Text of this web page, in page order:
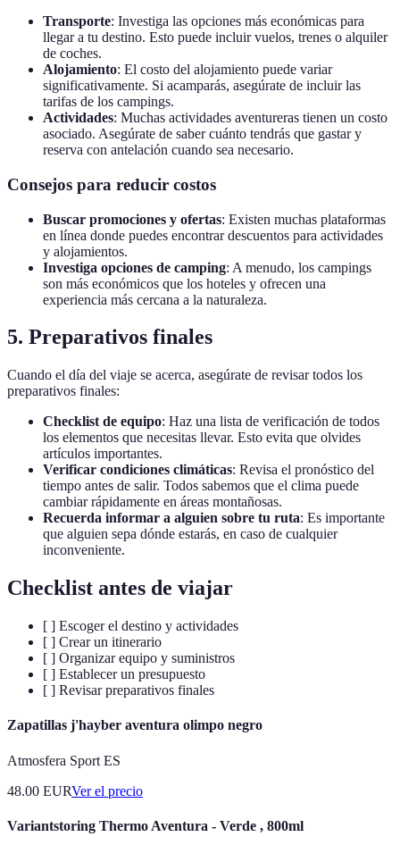
Transporte: Investiga las opciones más económicas para
llegar a tu destino. Esto puede incluir vuelos, trenes o alquiler
de coches.
Alojamiento: El costo del alojamiento puede variar
significativamente. Si acamparás, asegúrate de incluir las
tarifas de los campings.
Actividades: Muchas actividades aventureras tienen un costo
asociado. Asegúrate de saber cuánto tendrás que gastar y
reserva con antelación cuando sea necesario.
Consejos para reducir costos
Buscar promociones y ofertas: Existen muchas plataformas
en línea donde puedes encontrar descuentos para actividades
y alojamientos.
Investiga opciones de camping: A menudo, los campings
son más económicos que los hoteles y ofrecen una
experiencia más cercana a la naturaleza.
5. Preparativos finales
Cuando el día del viaje se acerca, asegúrate de revisar todos los
preparativos finales:
Checklist de equipo: Haz una lista de verificación de todos
los elementos que necesitas llevar. Esto evita que olvides
artículos importantes.
Verificar condiciones climáticas: Revisa el pronóstico del
tiempo antes de salir. Todos sabemos que el clima puede
cambiar rápidamente en áreas montañosas.
Recuerda informar a alguien sobre tu ruta: Es importante
que alguien sepa dónde estarás, en caso de cualquier
inconveniente.
Checklist antes de viajar
[ ] Escoger el destino y actividades
[ ] Crear un itinerario
[ ] Organizar equipo y suministros
[ ] Establecer un presupuesto
[ ] Revisar preparativos finales
Zapatillas j'hayber aventura olimpo negro
Atmosfera Sport ES
48.00 EURVer el precio
Variantstoring Thermo Aventura - Verde , 800ml